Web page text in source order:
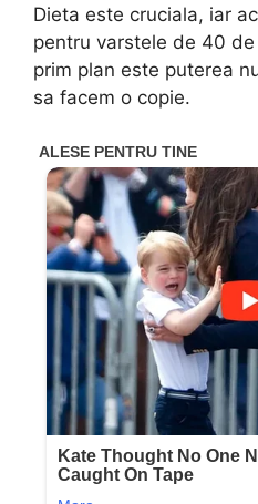
Dieta este cruciala, iar
pentru varstele de 40
prim plan este puterea
sa facem o copie.